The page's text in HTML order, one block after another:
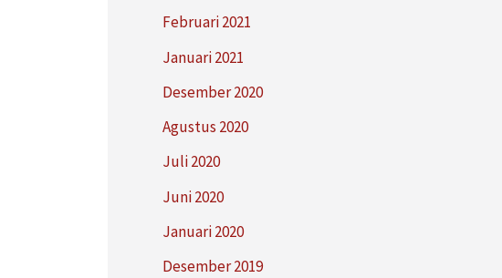
Februari 2021
Januari 2021
Desember 2020
Agustus 2020
Juli 2020
Juni 2020
Januari 2020
Desember 2019